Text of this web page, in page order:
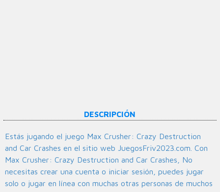
DESCRIPCIÓN
Estás jugando el juego Max Crusher: Crazy Destruction
and Car Crashes en el sitio web JuegosFriv2023.com. Con
Max Crusher: Crazy Destruction and Car Crashes, No
necesitas crear una cuenta o iniciar sesión, puedes jugar
solo o jugar en línea con muchas otras personas de muchos